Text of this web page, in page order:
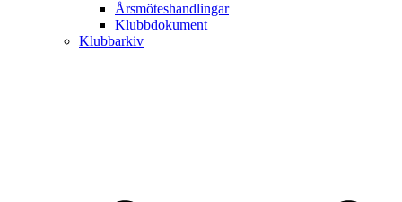
Årsmöteshandlingar
Klubbdokument
Klubbarkiv